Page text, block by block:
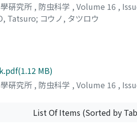
硏究所 , 防虫科学 , Volume 16 ,
Tatsuro; コウノ, タツロウ
MB)
硏究所 , 防虫科学 , Volume 16 ,
List Of Items (Sorted by